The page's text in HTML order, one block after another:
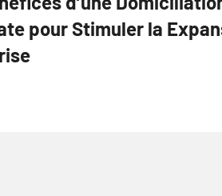
pour Stimuler la